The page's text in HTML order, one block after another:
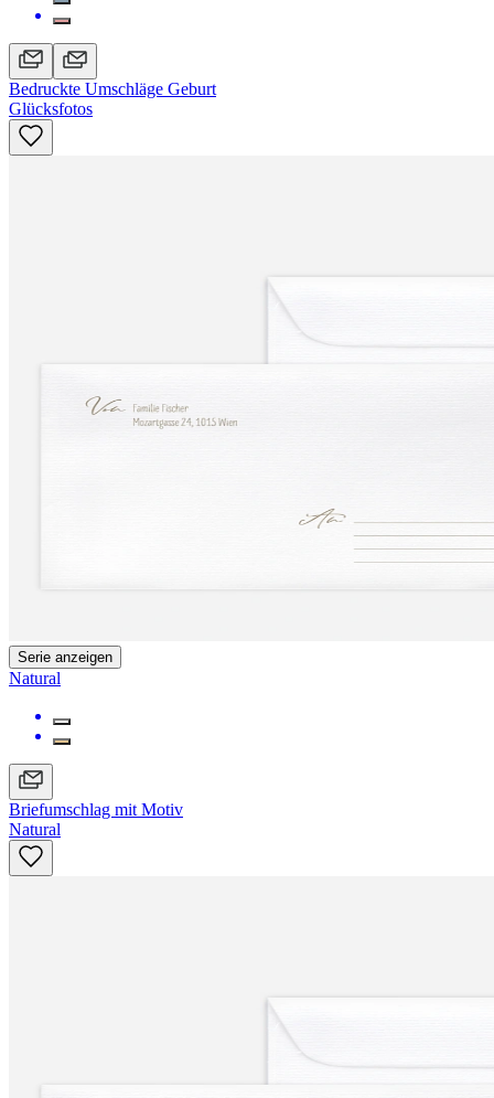
Bedruckte Umschläge Geburt
Glücksfotos
Serie anzeigen
Natural
Briefumschlag mit Motiv
Natural